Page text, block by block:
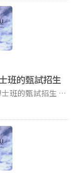
域合作已從概念
共同釐清並形成
新創榮總和政大
微型RNA在黑色
用生物資訊與分
黑色素瘤細胞與
為潛在治療標的
率高、約占皮膚
精準掌握腫瘤微
的發展，以提升
合，她主持的計
一段110號）
台灣之數十位國
於年會前後及年
商心理學之永
諮商心理議題，
外還有會前會後
，竭誠歡迎您踴
議程與
與投稿徵選： 國
商心理相關系所
優實習機構獎徵
班的甄試招生
班的甄試招生 將
懇請大家協助廣
Detail?